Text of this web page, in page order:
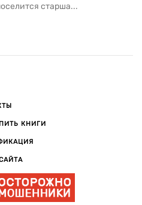
старша...
КНИГИ